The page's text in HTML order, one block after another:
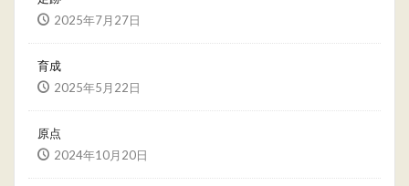
2025年7月27日
育成
2025年5月22日
原点
2024年10月20日